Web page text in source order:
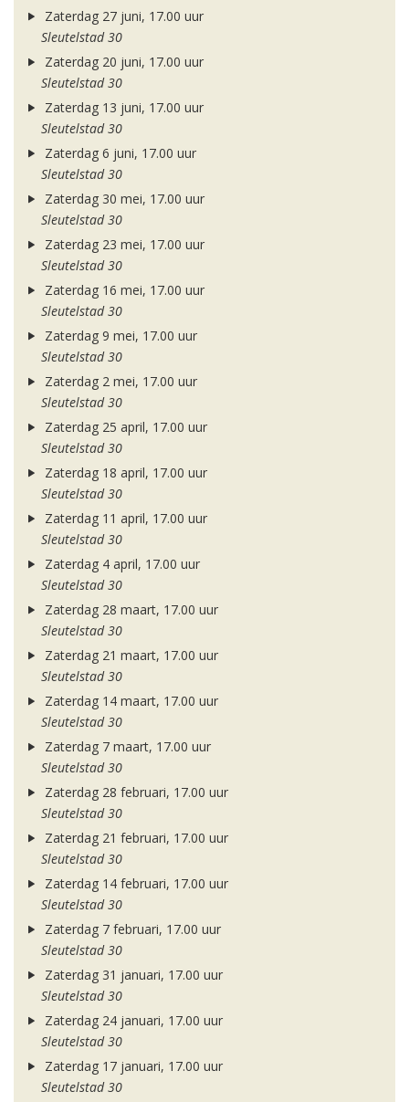
Zaterdag 27 juni, 17.00 uur
Sleutelstad 30
Zaterdag 20 juni, 17.00 uur
Sleutelstad 30
Zaterdag 13 juni, 17.00 uur
Sleutelstad 30
Zaterdag 6 juni, 17.00 uur
Sleutelstad 30
Zaterdag 30 mei, 17.00 uur
Sleutelstad 30
Zaterdag 23 mei, 17.00 uur
Sleutelstad 30
Zaterdag 16 mei, 17.00 uur
Sleutelstad 30
Zaterdag 9 mei, 17.00 uur
Sleutelstad 30
Zaterdag 2 mei, 17.00 uur
Sleutelstad 30
Zaterdag 25 april, 17.00 uur
Sleutelstad 30
Zaterdag 18 april, 17.00 uur
Sleutelstad 30
Zaterdag 11 april, 17.00 uur
Sleutelstad 30
Zaterdag 4 april, 17.00 uur
Sleutelstad 30
Zaterdag 28 maart, 17.00 uur
Sleutelstad 30
Zaterdag 21 maart, 17.00 uur
Sleutelstad 30
Zaterdag 14 maart, 17.00 uur
Sleutelstad 30
Zaterdag 7 maart, 17.00 uur
Sleutelstad 30
Zaterdag 28 februari, 17.00 uur
Sleutelstad 30
Zaterdag 21 februari, 17.00 uur
Sleutelstad 30
Zaterdag 14 februari, 17.00 uur
Sleutelstad 30
Zaterdag 7 februari, 17.00 uur
Sleutelstad 30
Zaterdag 31 januari, 17.00 uur
Sleutelstad 30
Zaterdag 24 januari, 17.00 uur
Sleutelstad 30
Zaterdag 17 januari, 17.00 uur
Sleutelstad 30